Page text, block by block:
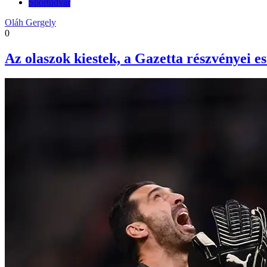
Oláh Gergely
0
Az olaszok kiestek, a Gazetta részvényei